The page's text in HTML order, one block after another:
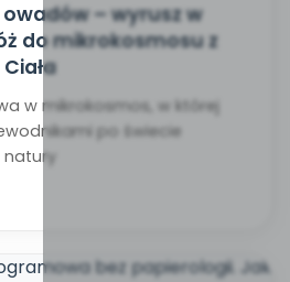
– wyrusz w
do mikrokosmosu z
w mikrokosmos, w której
po świecie